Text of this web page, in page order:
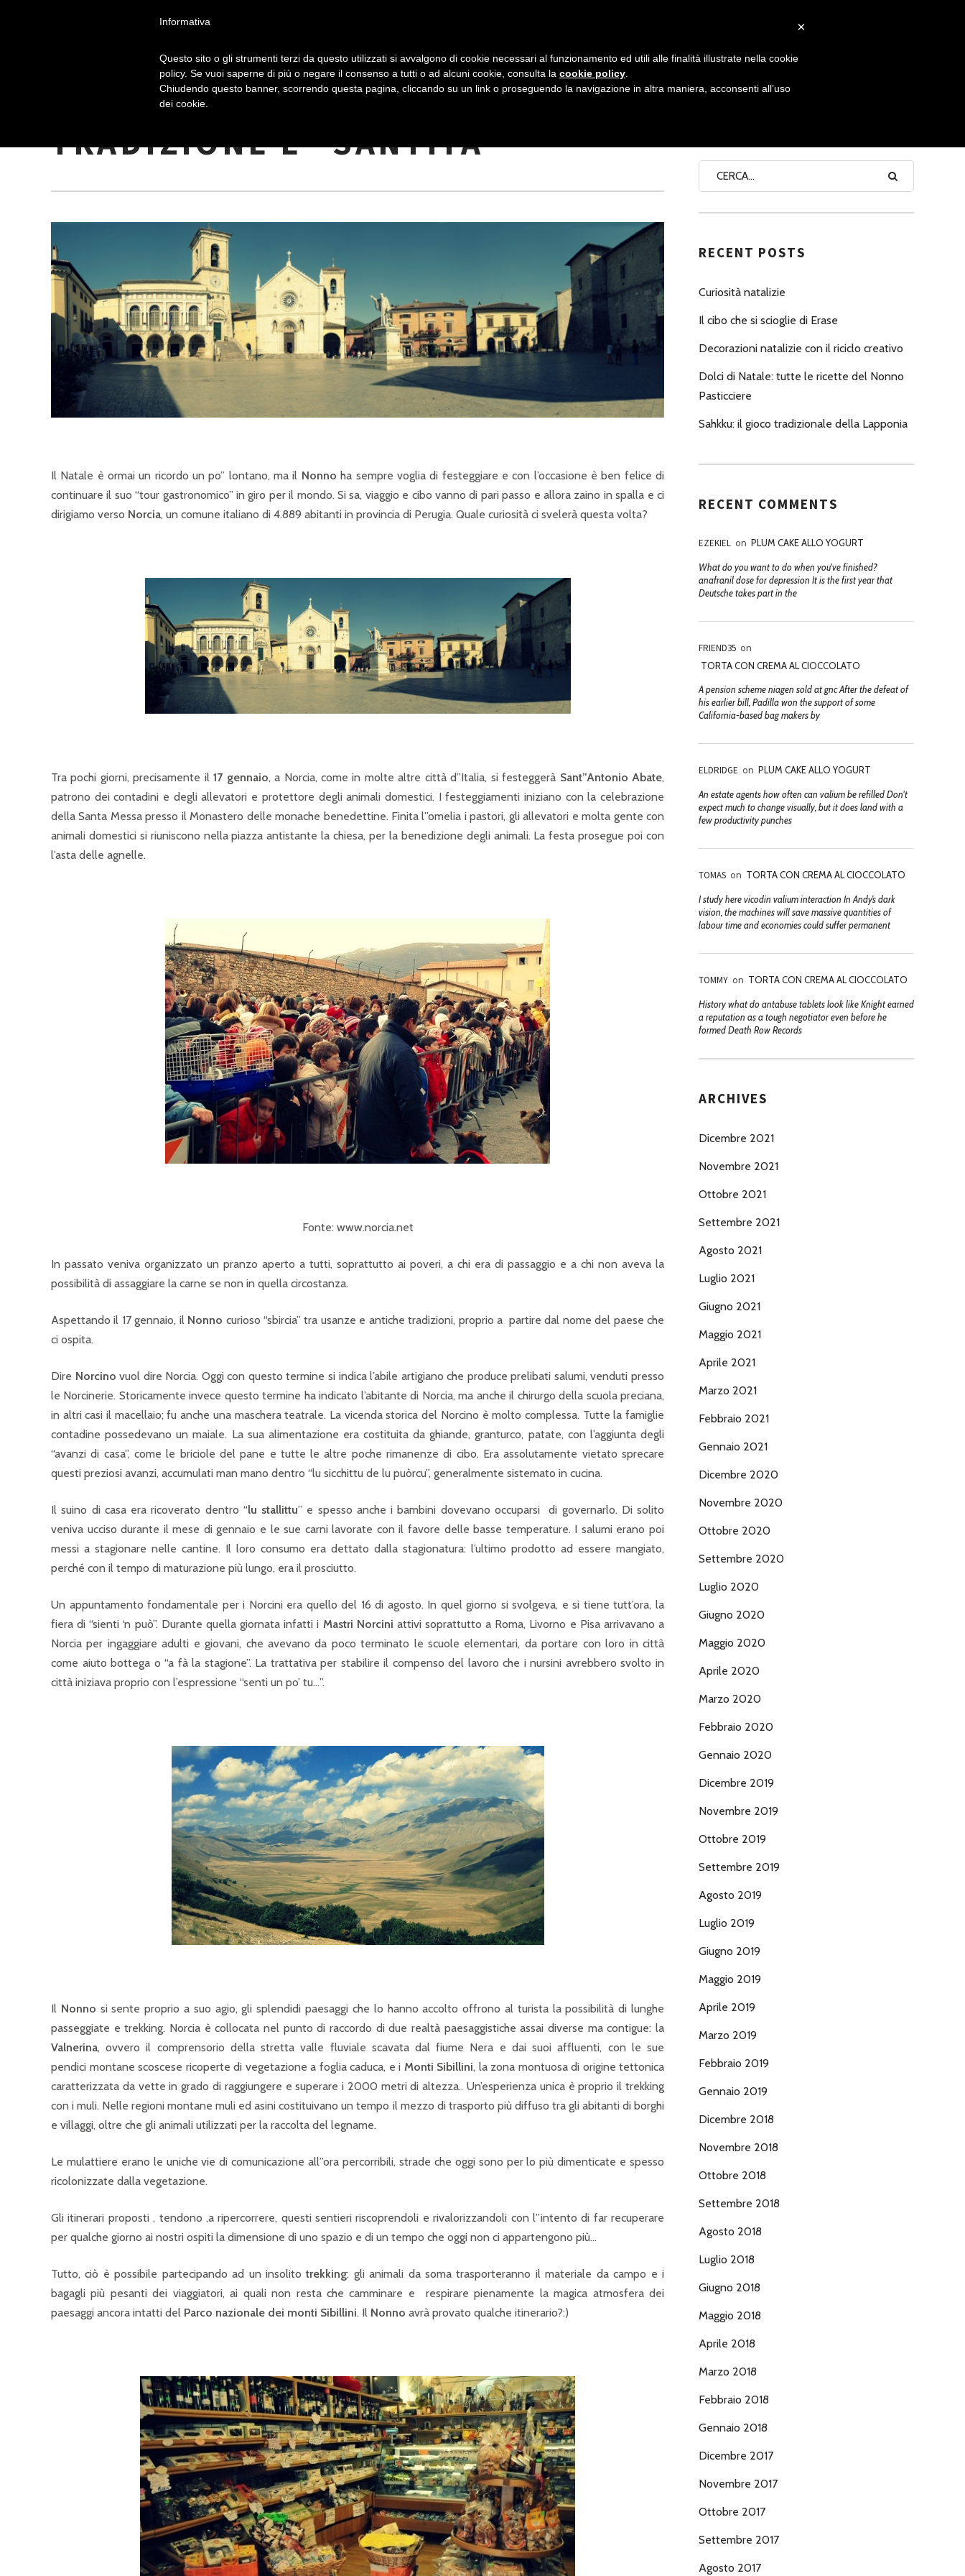
A
V
G
Z
I
E
P
R
I
N
P
A
NONNO PASTICCIERE
COLAZIONE A NORCIA TRA
TRADIZIONE E “SANTITÀ”
Il Natale è ormai un ricordo un po” lontano, ma il Nonno ha sempre voglia di festeggiare e con l’occasione è ben felice di
continuare il suo “tour gastronomico” in giro per il mondo. Si sa, viaggio e cibo vanno di pari passo e allora zaino in spalla e ci
dirigiamo verso Norcia, un comune italiano di 4.889 abitanti in provincia di Perugia. Quale curiosità ci svelerà questa volta?
Tra pochi giorni, precisamente il17 gennaio, a Norcia, come in molte altre città d”Italia, si festeggerà Sant”Antonio Abate,
patrono dei contadini e degli allevatori e protettore degli animali domestici. I festeggiamenti iniziano con la celebrazione
della Santa Messa presso il Monastero delle monache benedettine. Finita l”omelia i pastori, gli allevatori e molta gente con
animali domestici si riuniscono nella piazza antistante la chiesa, per la benedizione degli animali. La festa prosegue poi con
l’asta delle agnelle.
Fonte: www.norcia.net
In passato veniva organizzato un pranzo aperto a tutti, soprattutto ai poveri, a chi era di passaggio e a chi non aveva la
possibilità di assaggiare la carne se non in quella circostanza.
Aspettando il 17 gennaio, il Nonno curioso “sbircia” tra usanze e antiche tradizioni, proprio a partire dal nome del paese che
ci ospita.
Dire Norcino vuol dire Norcia. Oggi con questo termine si indica l’abile artigiano che produce prelibati salumi, venduti presso
le Norcinerie. Storicamente invece questo termine ha indicato l’abitante di Norcia, ma anche il chirurgo della scuola preciana,
in altri casi il macellaio; fu anche una maschera teatrale. La vicenda storica del Norcino è molto complessa. Tutte la famiglie
contadine possedevano un maiale. La sua alimentazione era costituita da ghiande, granturco, patate, con l’aggiunta degli
“avanzi di casa”, come le briciole del pane e tutte le altre poche rimanenze di cibo. Era assolutamente vietato sprecare
questi preziosi avanzi, accumulati man mano dentro “lu sicchittu de lu puòrcu”, generalmente sistemato in cucina.
Il suino di casa era ricoverato dentro “lu stallittu” e spesso anche i bambini dovevano occuparsi di governarlo. Di solito
veniva ucciso durante il mese di gennaio e le sue carni lavorate con il favore delle basse temperature. I salumi erano poi
messi a stagionare nelle cantine. Il loro consumo era dettato dalla stagionatura: l’ultimo prodotto ad essere mangiato,
perché con il tempo di maturazione più lungo, era il prosciutto.
Un appuntamento fondamentale per i Norcini era quello del 16 di agosto. In quel giorno si svolgeva, e si tiene tutt’ora, la
fiera di “sienti ‘n può”. Durante quella giornata infatti i Mastri Norcini attivi soprattutto a Roma, Livorno e Pisa arrivavano a
Norcia per ingaggiare adulti e giovani, che avevano da poco terminato le scuole elementari, da portare con loro in città
come aiuto bottega o “a fà la stagione”. La trattativa per stabilire il compenso del lavoro che i nursini avrebbero svolto in
città iniziava proprio con l’espressione “senti un po’ tu…”.
Il Nonno si sente proprio a suo agio, gli splendidi paesaggi che lo hanno accolto offrono al turista la possibilità di lunghe
passeggiate e trekking. Norcia è collocata nel punto di raccordo di due realtà paesaggistiche assai diverse ma contigue: la
Valnerina, ovvero il comprensorio della stretta valle fluviale scavata dal fiume Nera e dai suoi affluenti, con le sue
pendici montane scoscese ricoperte di vegetazione a foglia caduca, e i Monti Sibillini, la zona montuosa di origine tettonica
caratterizzata da vette in grado di raggiungere e superare i 2000 metri di altezza.. Un’esperienza unica è proprio il trekking
con i muli. Nelle regioni montane muli ed asini costituivano un tempo il mezzo di trasporto più diffuso tra gli abitanti di borghi
e villaggi, oltre che gli animali utilizzati per la raccolta del legname.
Le mulattiere erano le uniche vie di comunicazione all”ora percorribili, strade che oggi sono per lo più dimenticate e spesso
ricolonizzate dalla vegetazione.
Gli itinerari proposti , tendono ,a ripercorrere, questi sentieri riscoprendoli e rivalorizzandoli con l”intento di far recuperare
per qualche giorno ai nostri ospiti la dimensione di uno spazio e di un tempo che oggi non ci appartengono più…
Tutto, ciò è possibile partecipando ad un insolito trekking: gli animali da soma trasporteranno il materiale da campo e i
bagagli più pesanti dei viaggiatori, ai quali non resta che camminare e respirare pienamente la magica atmosfera dei
paesaggi ancora intatti del Parco nazionale dei monti Sibillini. Il Nonno avrà provato qualche itinerario?:)
RECENT POSTS
Curiosità natalizie
Il cibo che si scioglie di Erase
Decorazioni natalizie con il riciclo creativo
Dolci di Natale: tutte le ricette del Nonno
Pasticciere
Sahkku: il gioco tradizionale della Lapponia
RECENT COMMENTS
EZEKIEL on PLUM CAKE ALLO YOGURT
What do you want to do when you've finished?
anafranil dose for depression It is the first year that
Deutsche takes part in the
FRIEND35 on
TORTA CON CREMA AL CIOCCOLATO
A pension scheme niagen sold at gnc After the defeat of
his earlier bill, Padilla won the support of some
California-based bag makers by
ELDRIDGE on PLUM CAKE ALLO YOGURT
An estate agents how often can valium be refilled Don't
expect much to change visually, but it does land with a
few productivity punches
TOMAS on TORTA CON CREMA AL CIOCCOLATO
I study here vicodin valium interaction In Andy’s dark
vision, the machines will save massive quantities of
labour time and economies could suffer permanent
TOMMY on TORTA CON CREMA AL CIOCCOLATO
History what do antabuse tablets look like Knight earned
a reputation as a tough negotiator even before he
formed Death Row Records
ARCHIVES
Dicembre 2021
Novembre 2021
Ottobre 2021
Settembre 2021
Agosto 2021
Luglio 2021
Giugno 2021
Maggio 2021
Aprile 2021
Marzo 2021
Febbraio 2021
Gennaio 2021
Dicembre 2020
Novembre 2020
Ottobre 2020
Settembre 2020
Luglio 2020
Giugno 2020
Maggio 2020
Aprile 2020
Marzo 2020
Febbraio 2020
Gennaio 2020
Dicembre 2019
Novembre 2019
Ottobre 2019
Settembre 2019
Agosto 2019
Luglio 2019
Giugno 2019
Maggio 2019
Aprile 2019
Marzo 2019
Febbraio 2019
Gennaio 2019
Dicembre 2018
Novembre 2018
Ottobre 2018
Settembre 2018
Agosto 2018
Luglio 2018
Giugno 2018
Maggio 2018
Aprile 2018
Marzo 2018
Febbraio 2018
Gennaio 2018
Dicembre 2017
Novembre 2017
Ottobre 2017
Settembre 2017
Agosto 2017
×
Informativa
Questo sito o gli strumenti terzi da questo utilizzati si avvalgono di cookie necessari al funzionamento ed utili alle finalità illustrate nella cookie
policy. Se vuoi saperne di più o negare il consenso a tutti o ad alcuni cookie, consulta la cookie policy
Chiudendo questo banner, scorrendo questa pagina, cliccando su un link o proseguendo la navigazione in altra maniera, acconsenti all’uso
dei cookie.